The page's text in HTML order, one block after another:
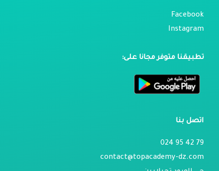
Facebook
Instagram
تطبيقنا متوفر مجانا على:
اتصل بنا
79 42 95 024
contact@topacademy-dz.com